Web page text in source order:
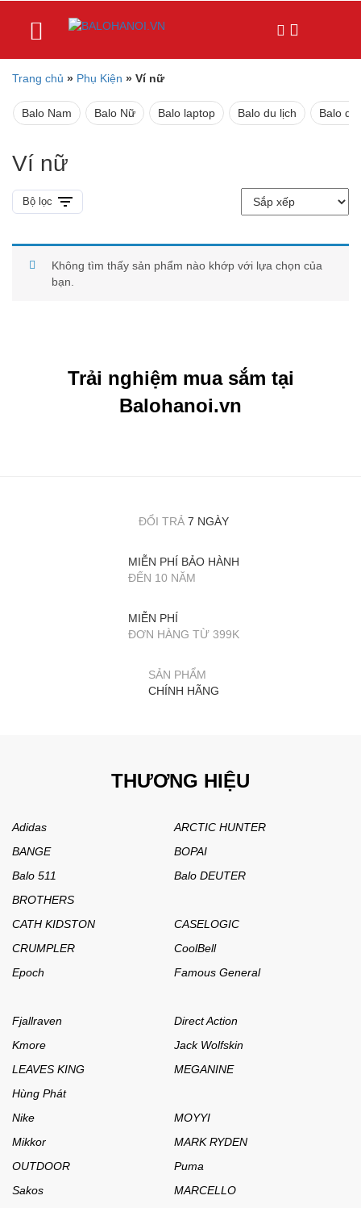
Trang chủ » Phụ Kiện » Ví nữ
Balo Nam Balo Nữ Balo laptop Balo du lịch Balo da
Ví nữ
Bộ lọc
Không tìm thấy sản phẩm nào khớp với lựa chọn của
bạn.
Trải nghiệm mua sắm tại
Balohanoi.vn
ĐỔI TRẢ 7 NGÀY
MIỄN PHÍ BẢO HÀNH
ĐẾN 10 NĂM
MIỄN PHÍ
ĐƠN HÀNG TỪ 399K
SẢN PHẨM
CHÍNH HÃNG
THƯƠNG HIỆU
Adidas
ARCTIC HUNTER
BANGE
BOPAI
Balo 511
Balo DEUTER
BROTHERS
CATH KIDSTON
CASELOGIC
CRUMPLER
CoolBell
Epoch
Famous General
Fjallraven
Direct Action
Kmore
Jack Wolfskin
LEAVES KING
MEGANINE
Hùng Phát
Nike
MOYYI
Mikkor
MARK RYDEN
OUTDOOR
Puma
Sakos
MARCELLO